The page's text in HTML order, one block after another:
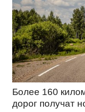
Более 160
дорог получат